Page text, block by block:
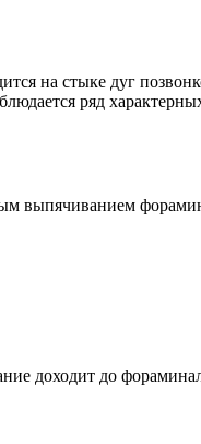
на стыке дуг
ряд
выпячиванием
доходит до